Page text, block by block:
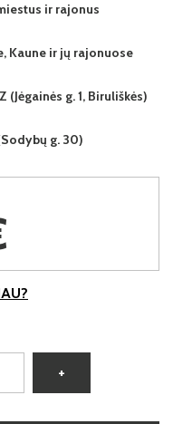
ir rajonus
Kaune ir jų rajonuose
g. 1, Biruliškės)
g. 30)
+